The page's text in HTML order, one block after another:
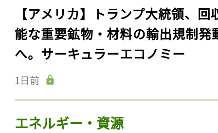
【アメリカ】トランプ大統領、回
能な重要鉱物・材料の輸出規制発
へ。サーキュラーエコノミー
1日前
エネルギー・資源